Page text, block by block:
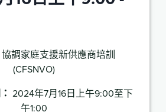
協調家庭支援新供應商培訓
(CFSNVO)
2024年7月16日上午9:00至下
午1:00